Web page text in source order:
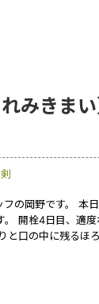
みきま
フの岡野です。
開栓4日目、適
と口の中に残るほ